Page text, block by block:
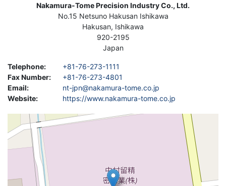
bekannt ist. Nakamura-Tome verfügt über eine breite Palette
von CNC-Maschinen, die von Standard-2-Achsen-CNC-
Drehmaschinen bis hin zu mehrachsigen Mehrspindel-CNC-
Drehmaschinen und Drehzentren mit angetriebenen
Kontaktieren Sie Asset-Trade heute, um Ihre gebrauchte CNC
Nakamura-Tome Maschinen zu erwerben, um Ihre Metall-
Produktion zu verbessern, um vor der Konkurrenz zu bleiben
AddressNakamura-Tome Precision Industry Co., Ltd.
No.15 Netsuno Hakusan Ishikawa
Hakusan, Ishikawa
920-2195
Japan
Telephone:
+81-76-273-1111
Fax Number:
+81-76-273-4801
Email:
nt-jpn@nakamura-tome.co.jp
Website: https://www.nakamura-tome.co.jp
Geolocation